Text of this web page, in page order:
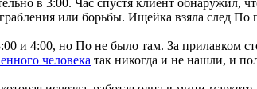
в 3:00. Час спустя клиент обнаружил,
или борьбы. Ищейка взяла след По
и 4:00, но По не было там. За прилавком
человека так никогда и не нашли, и